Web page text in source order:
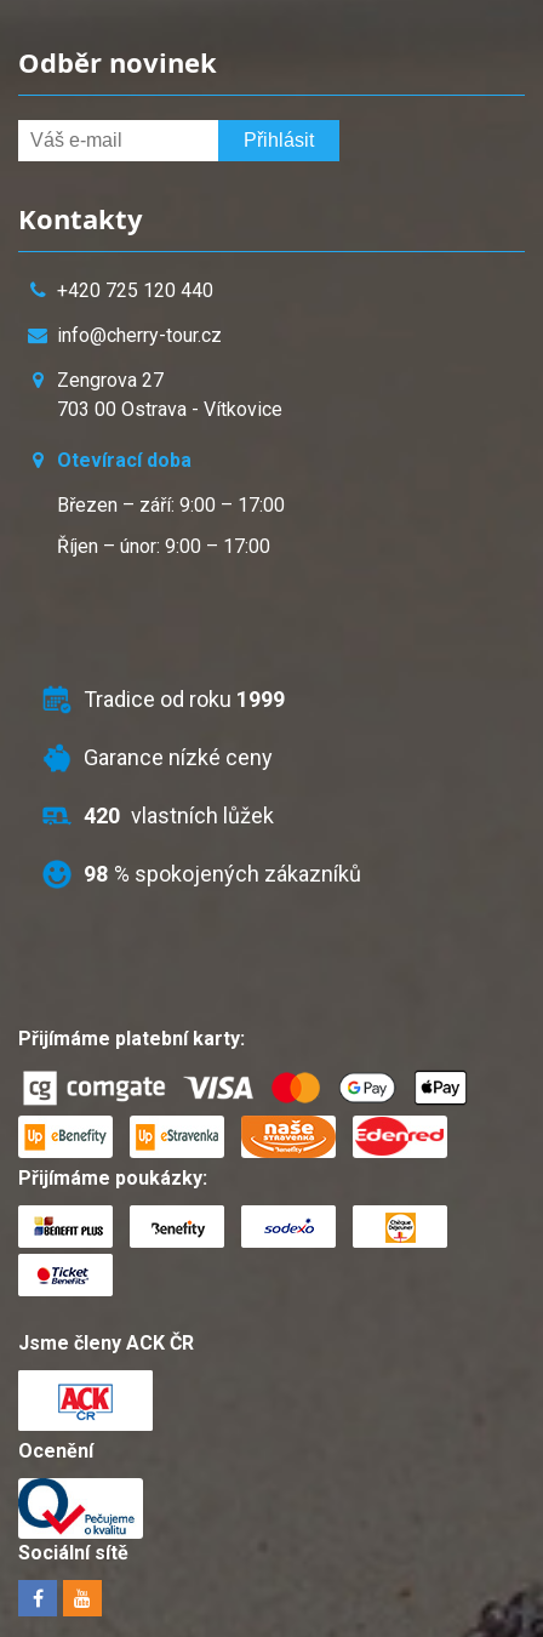
Odběr novinek
Kontakty
+420 725 120 440
info@cherry-tour.cz
Zengrova 27
703 00 Ostrava - Vítkovice
Otevírací doba
Březen – září: 9:00 – 17:00
Říjen – únor: 9:00 – 17:00
Tradice od roku 1999
Garance nízké ceny
420 vlastních lůžek
98 % spokojených zákazníků
Přijímáme platební karty:
Přijímáme poukázky:
Jsme členy ACK ČR
Ocenění
Sociální sítě